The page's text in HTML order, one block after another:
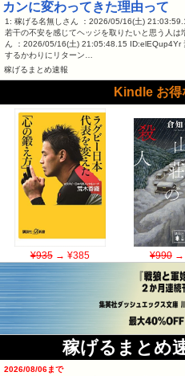
カンに変わってきた理由って
1: 稼げる名無しさん ：2026/05/16(土)
若干の不安を感じてヘッジを取りたいと思う人
ん ：2026/05/16(土) 21:05:48.15 ID:elEQup4Yr
するかわりにリターン…
稼げるまとめ速報
Kindle お得
¥935→ ¥385 ¥990→
稼げるまとめ
2026/08/06まで